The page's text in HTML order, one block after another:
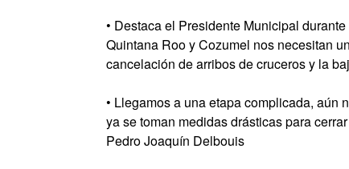
• Destaca el Presidente Municipal
Quintana Roo y Cozumel nos necesitan
cancelación de arribos de cruceros y la
• Llegamos a una etapa complicada, aún
ya se toman medidas drásticas para
Pedro Joaquín Delbouis